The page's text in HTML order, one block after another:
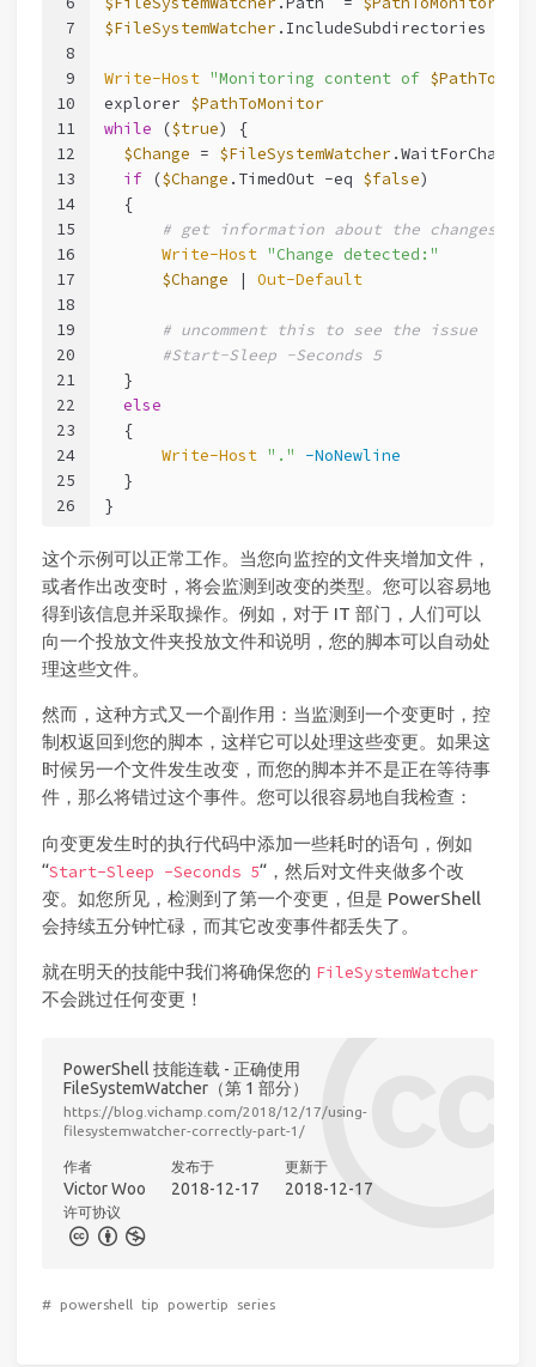
7
8
9
10
11
12
13
14
15
16
17
18
19
20
21
22
23
24
25
26
$FileSystemWatcher .IncludeSubdirectories =
Write-Host "Monitoring content of
explorer $PathToMonitor
while ($true) {
$Change = $FileSystemWatcher
if ($Change .TimedOut -eq $false)
  {
# get information about the changes
Write-Host "Change detected:"
$Change | Out-Default
# uncomment this to see the issue
#Start-Sleep -Seconds 5
  }
else
  {
Write-Host "."
-NoNewline
  }
}
这个示例可以正常工作。当您向监控的文件夹增加文件，
或者作出改变时，将会监测到改变的类型。您可以容易地
得到该信息并采取操作。例如，对于 IT 部门，人们可以
向一个投放文件夹投放文件和说明，您的脚本可以自动处
理这些文件。
然而，这种方式又一个副作用：当监测到一个变更时，控
制权返回到您的脚本，这样它可以处理这些变更。如果这
时候另一个文件发生改变，而您的脚本并不是正在等待事
件，那么将错过这个事件。您可以很容易地自我检查：
向变更发生时的执行代码中添加一些耗时的语句，例如
“Start-Sleep -Seconds 5“，然后对文件夹做多个改
变。如您所见，检测到了第一个变更，但是 PowerShell
会持续五分钟忙碌，而其它改变事件都丢失了。
就在明天的技能中我们将确保您的 FileSystemWatcher
不会跳过任何变更！
PowerShell 技能连载 - 正确使用
FileSystemWatcher（第 1 部分）
https://blog.vichamp.com/2018/12/17/using-
filesystemwatcher-correctly-part-1/
作者
Victor Woo
发布于
2018-12-17
更新于
2018-12-17
许可协议
# powershell tip powertip series